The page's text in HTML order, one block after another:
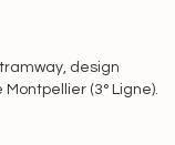
design
(3° Ligne).